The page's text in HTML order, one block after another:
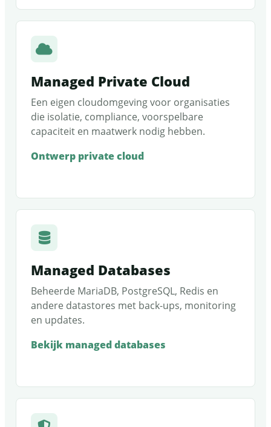
Managed Private Cloud
Een eigen cloudomgeving voor organisaties
die isolatie, compliance, voorspelbare
capaciteit en maatwerk nodig hebben.
Ontwerp private cloud
Managed Databases
Beheerde MariaDB, PostgreSQL, Redis en
andere datastores met back-ups, monitoring
en updates.
Bekijk managed databases